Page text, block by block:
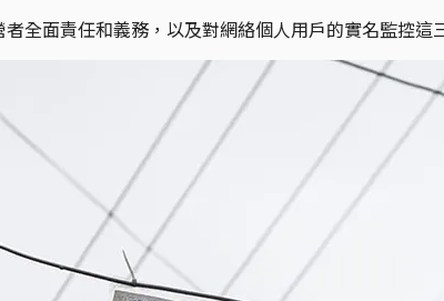
全面責任和義務，以及對網絡個人用戶的實名監控